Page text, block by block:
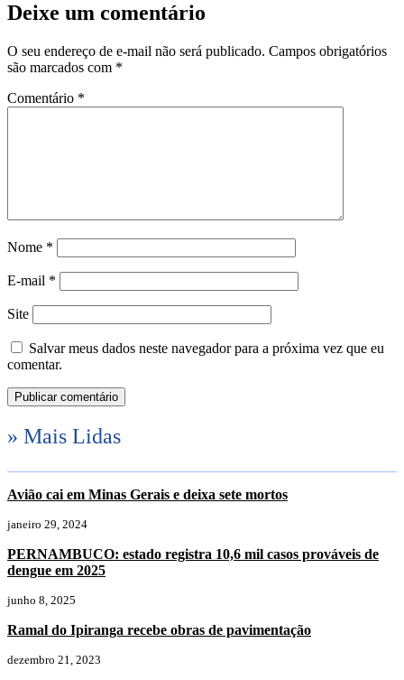
Deixe um comentário
O seu endereço de e-mail não será publicado. Campos obrigatórios
são marcados com *
Comentário *
Nome *
E-mail *
Site
Salvar meus dados neste navegador para a próxima vez que eu
comentar.
» Mais Lidas
Avião cai em Minas Gerais e deixa sete mortos
janeiro 29, 2024
PERNAMBUCO: estado registra 10,6 mil casos prováveis de
dengue em 2025
junho 8, 2025
Ramal do Ipiranga recebe obras de pavimentação
dezembro 21, 2023